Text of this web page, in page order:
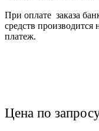
При оплате заказа
средств производится
платеж.
Цена по